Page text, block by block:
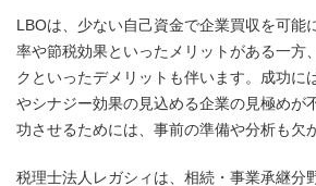
LBOは、少ない自己資金で企業買収を可能
率や節税効果といったメリットがある一方
クといったデメリットも伴います。成功に
やシナジー効果の見込める企業の見極めが
功させるためには、事前の準備や分析も欠
税理士法人レガシィは、相続・事業承継分